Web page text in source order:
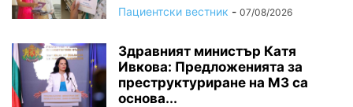
Пациентски вестник - 07/08/2026
Здравният министър Катя
Ивкова: Предложенията за
преструктуриране на МЗ са
основа...